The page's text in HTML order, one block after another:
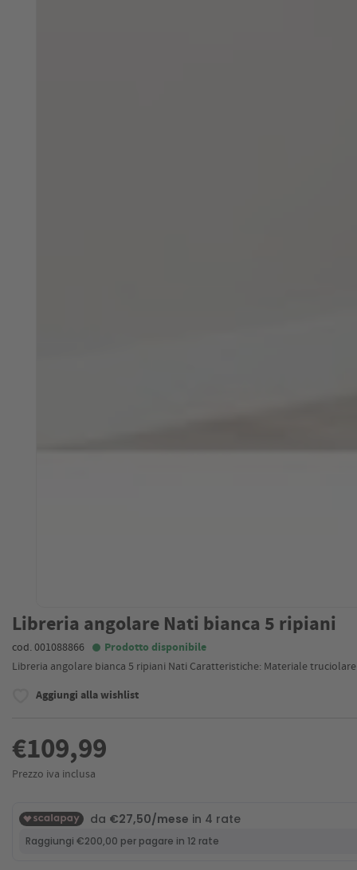
Libreria angolare Nati bianca 5 ripiani
cod. 001088866 Prodotto disponibile
Libreria angolare bianca 5 ripiani Nati Caratteristiche: Materiale
Aggiungi alla wishlist
€109,99
Prezzo iva inclusa